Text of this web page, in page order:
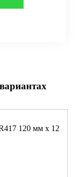
120 мм х 12